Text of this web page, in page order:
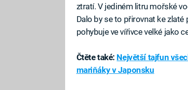
ztratí. V jediném litru mořské
Dalo by se to přirovnat ke
pohybuje ve vířivce velké jako
Čtěte také: Největší tajfun
mariňáky v Japonsku